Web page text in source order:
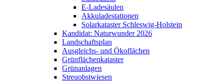
E-Ladesäulen
Akkuladestationen
Solarkataster Schleswig-Holstein
Kandidat: Naturwunder 2026
Landschaftsplan
Ausgleichs- und Ökoflächen
Grünflächenkataster
Grünanlagen
Streuobstwiesen